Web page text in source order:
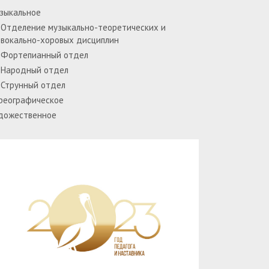
Отделение музыкально-теоретических и
вокально-хоровых дисциплин
Фортепианный отдел
Народный отдел
Струнный отдел